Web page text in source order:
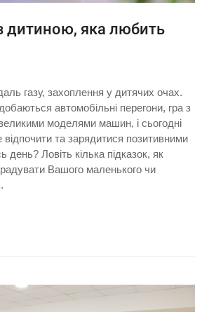
дитиною, яка любить
газу, захоплення у дитячих очах.
автомобільні перегони, гра з
моделями машин, і сьогодні
та зарядитися позитивними
день? Ловіть кілька підказок, як
Вашого маленького чи